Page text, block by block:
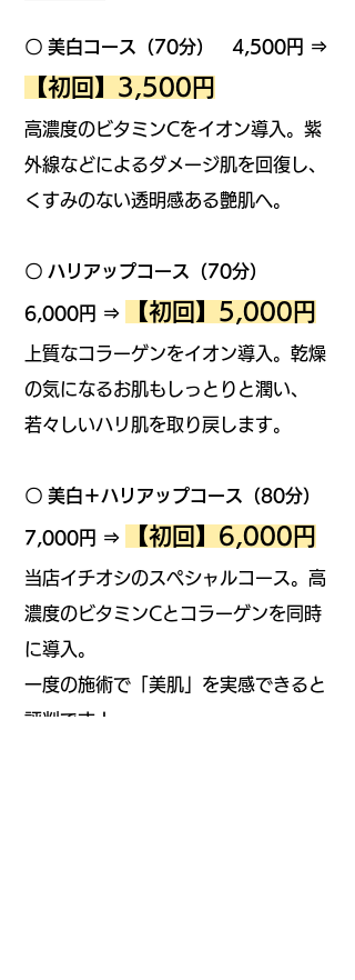
〇 美白コース（70分） 4,500円 ⇒
【初回】3,500円
高濃度のビタミンCをイオン導入。紫
外線などによるダメージ肌を回復し、
くすみのない透明感ある艶肌へ。
〇 ハリアップコース（70分）
6,000円 ⇒ 【初回】5,000円
上質なコラーゲンをイオン導入。乾燥
の気になるお肌もしっとりと潤い、
若々しいハリ肌を取り戻します。
〇 美白＋ハリアップコース（80分）
7,000円 ⇒ 【初回】6,000円
当店イチオシのスペシャルコース。高
濃度のビタミンCとコラーゲンを同時
に導入。
一度の施術で「美肌」を実感できると
評判です！